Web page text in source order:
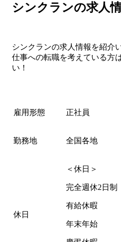
シンクランの求人
シンクランの求人情報を紹介
仕事への転職を考えている方
い！
雇用形態 正社員
勤務地 全国各地
休日
＜休日＞
完全週休2日制
有給休暇
年末年始